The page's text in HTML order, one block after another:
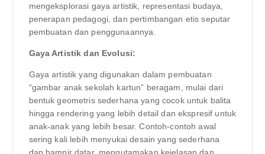
mengeksplorasi gaya artistik, representasi budaya,
penerapan pedagogi, dan pertimbangan etis seputar
pembuatan dan penggunaannya.
Gaya Artistik dan Evolusi:
Gaya artistik yang digunakan dalam pembuatan
“gambar anak sekolah kartun” beragam, mulai dari
bentuk geometris sederhana yang cocok untuk balita
hingga rendering yang lebih detail dan ekspresif untuk
anak-anak yang lebih besar. Contoh-contoh awal
sering kali lebih menyukai desain yang sederhana
dan hampir datar, mengutamakan kejelasan dan